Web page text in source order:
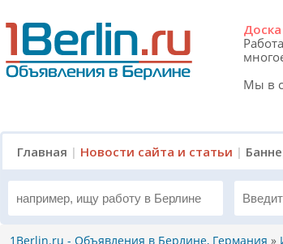
Доска
Мы в
Главная | Новости сайта и статьи |
1Berlin.ru - Объявления в Берлине, Германия »